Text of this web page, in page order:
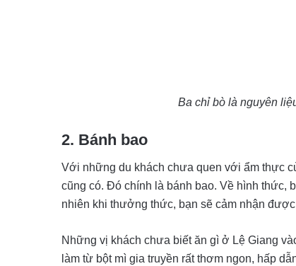
Ba chỉ bò là nguyên
2. Bánh bao
Với những du khách chưa quen với ẩm thực
cũng có. Đó chính là bánh bao. Về hình thức,
nhiên khi thưởng thức, bạn sẽ cảm nhận
Những vị khách chưa biết ăn gì ở Lệ Giang
làm từ bột mì gia truyền rất thơm ngon, hấp